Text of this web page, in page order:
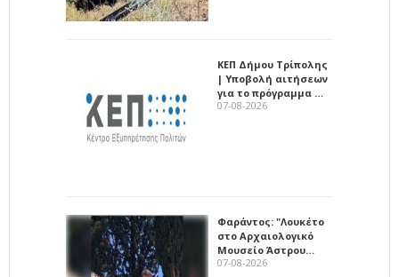
ΚΕΠ Δήμου Τρίπολης
| Υποβολή αιτήσεων
για το πρόγραμμα …
07-08-2026
Φαράντος: "Λουκέτο
στο Αρχαιολογικό
Μουσείο Άστρου…
07-08-2026